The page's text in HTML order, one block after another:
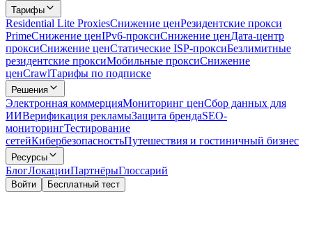
Тарифы
Residential Lite ProxiesСнижение ценРезидентские прокси
PrimeСнижение ценIPv6-проксиСнижение ценДата-центр
проксиСнижение ценСтатические ISP-проксиБезлимитные
резидентские проксиМобильные проксиСнижение
ценCrawlТарифы по подписке
Решения
Электронная коммерцияМониторинг ценСбор данных для
ИИВерификация рекламыЗащита брендаSEO-
мониторингТестирование
сетейКибербезопасностьПутешествия и гостиничный бизнес
Ресурсы
БлогЛокацииПартнёрыГлоссарий
Войти Бесплатный тест